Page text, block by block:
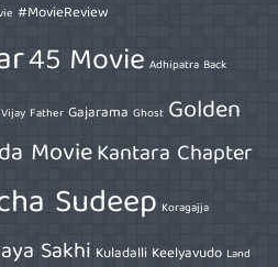
#MovieReview
45 Movie Adhipatra Back
Father Gajarama Ghost Golden
MovieKantara Chapter
Sudeep Koragajja
Sakhi Kuladalli Keelyavudo Land